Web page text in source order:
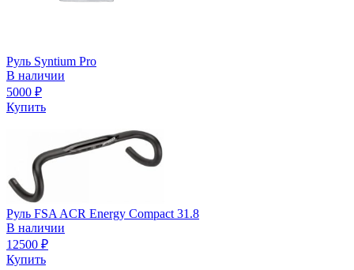
Руль Syntium Pro
В наличии
5000 ₽
Купить
Руль FSA ACR Energy Compact 31.8
В наличии
12500 ₽
Купить